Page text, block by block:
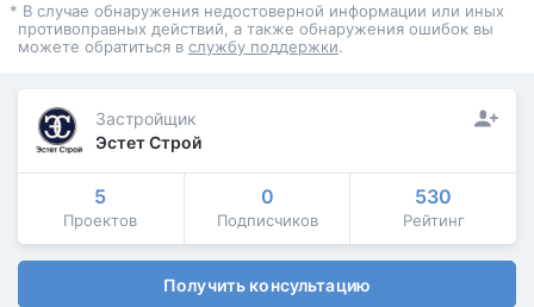
* В случае обнаружения недостоверной информации или иных
противоправных действий, а также обнаружения ошибок вы
можете обратиться в службу поддержки.
Застройщик
Эстет Строй
5
Проектов
0
Подписчиков
530
Рейтинг
Получить консультацию